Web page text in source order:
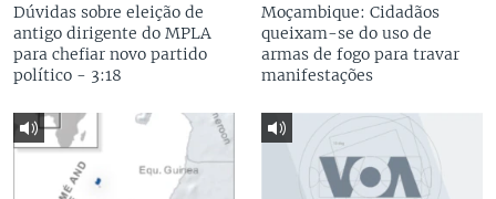
Dúvidas sobre eleição de
antigo dirigente do MPLA
para chefiar novo partido
político - 3:18
Moçambique: Cidadãos
queixam-se do uso de
armas de fogo para travar
manifestações